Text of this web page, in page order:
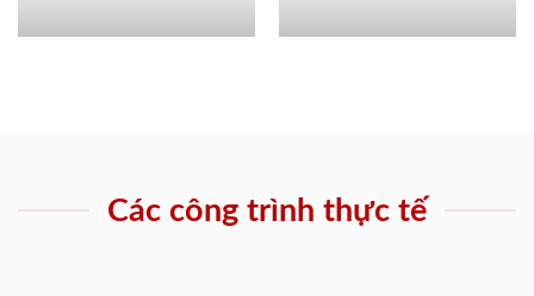
Các công trình thực tế